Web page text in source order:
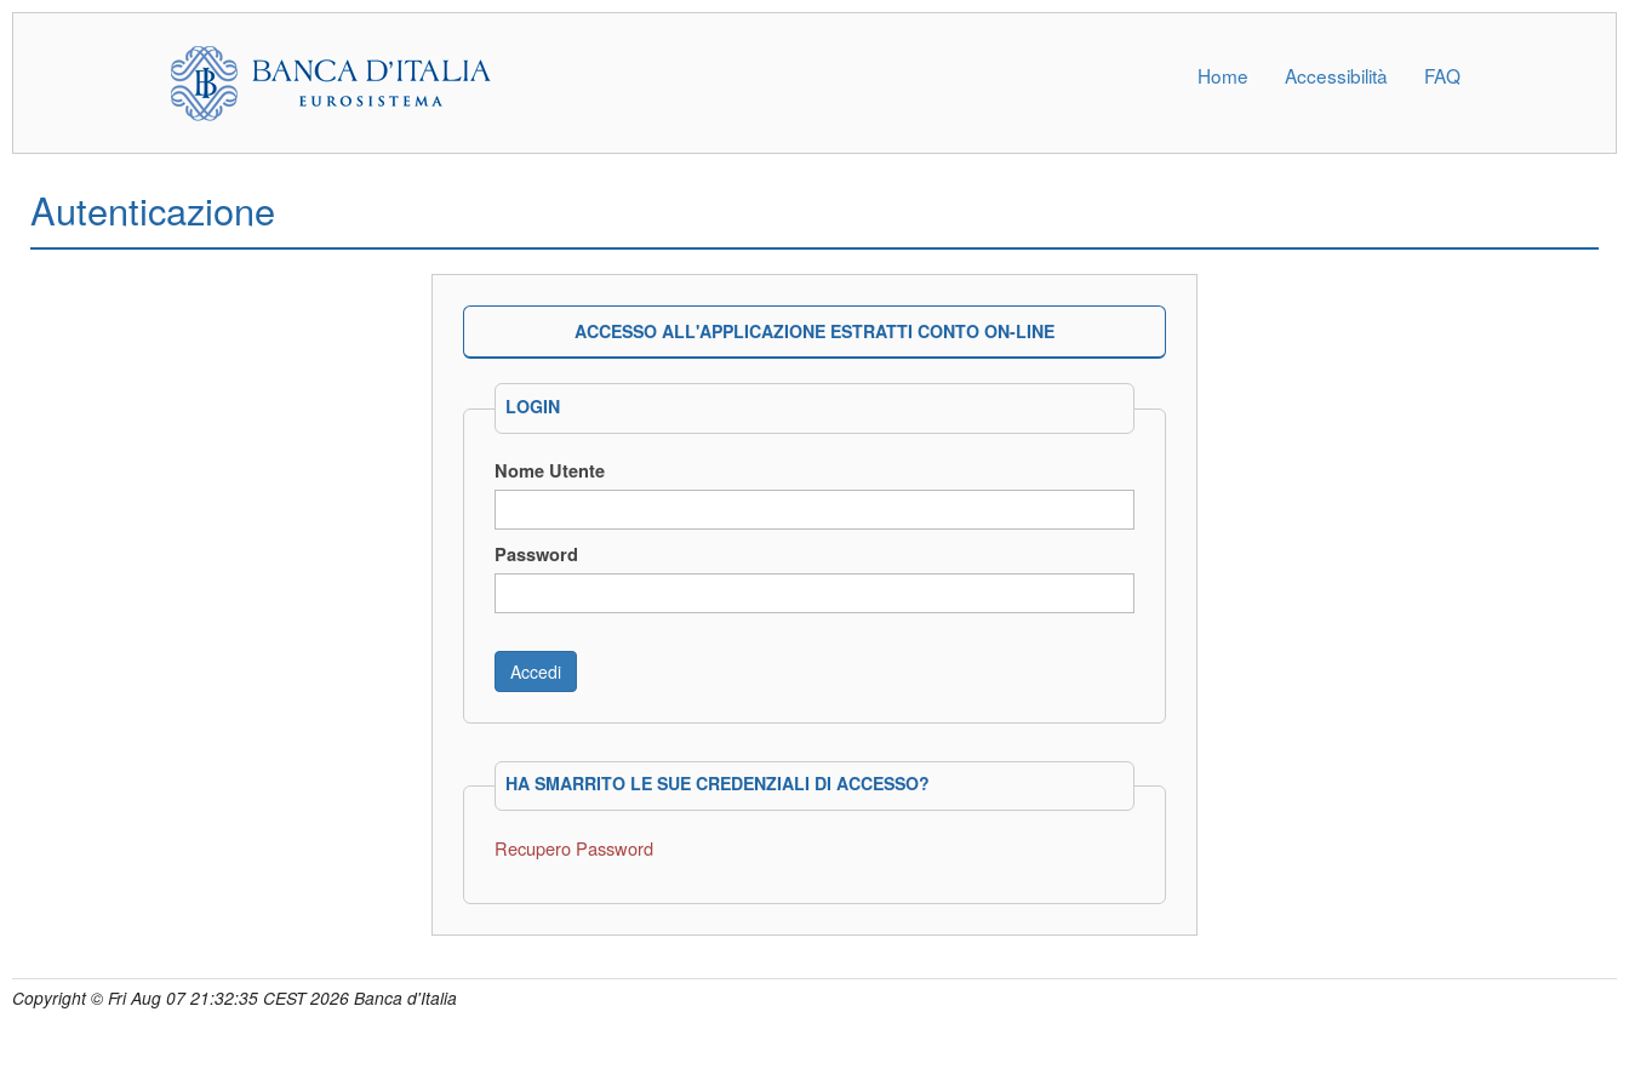
Home Accessibilità FAQ
Autenticazione
ACCESSO ALL'APPLICAZIONE ESTRATTI CONTO ON-LINE
LOGIN
Nome Utente
Password
HA SMARRITO LE SUE CREDENZIALI DI ACCESSO?
Recupero Password
Copyright © Fri Aug 07 21:32:35 CEST 2026 Banca d'Italia